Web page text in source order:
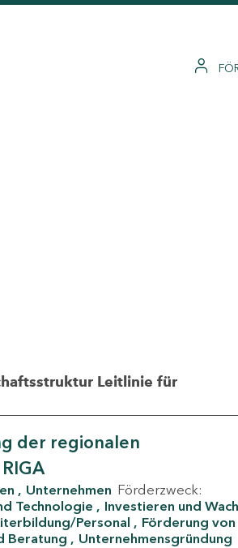
Leitlinie für
der regionalen
Unternehmen Förderzweck:
Technologie
Investieren und
Personal
Förderung von
Beratung Unternehmensgründung